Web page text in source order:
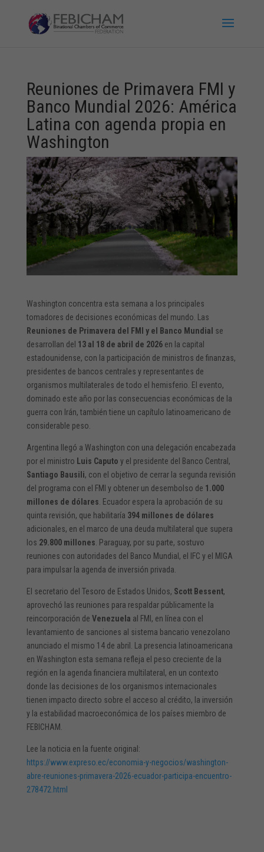
Reuniones de Primavera FMI y
Banco Mundial 2026: América
Latina con agenda propia en
Washington
Washington concentra esta semana a los principales
tomadores de decisiones económicas del mundo. Las
Reuniones de Primavera del FMI y el Banco Mundial se
desarrollan del 13 al 18 de abril de 2026en la capital
estadounidense, con la participación de ministros de finanzas,
presidentes de bancos centrales y representantes de
organismos multilaterales de todo el hemisferio. El evento,
dominado este año por las consecuencias económicas de la
guerra con Irán, también tiene un capítulo latinoamericano de
considerable peso.
Argentina llegó a Washington con una delegación encabezada
por el ministro Luis Caputo y el presidente del Banco Central,
Santiago Bausili, con el objetivo de cerrar la segunda revisión
del programa con el FMI y obtener un desembolso de 1.000
millones de dólares . Ecuador espera la aprobación de su
quinta revisión, que habilitaría 394 millones de dólares
adicionales, en el marco de una deuda multilateral que supera
los 29.800 millones . Paraguay, por su parte, sostuvo
reuniones con autoridades del Banco Mundial, el IFC y el MIGA
para impulsar la agenda de inversión privada.
El secretario del Tesoro de Estados Unidos, Scott Bessent,
aprovechó las reuniones para respaldar públicamente la
reincorporación de Venezuela al FMI, en línea con el
levantamiento de sanciones al sistema bancario venezolano
anunciado el mismo 14 de abril. La presencia latinoamericana
en Washington esta semana refleja el peso creciente de la
región en la agenda financiera multilateral, en un contexto
donde las decisiones de los organismos internacionales
tienen impacto directo sobre el acceso al crédito, la inversión
y la estabilidad macroeconómica de los países miembro de
FEBICHAM.
Lee la noticia en la fuente original:
https://www.expreso.ec/economia-y-negocios/washington-
abre-reuniones-primavera-2026-ecuador-participa-encuentro-
278472.html